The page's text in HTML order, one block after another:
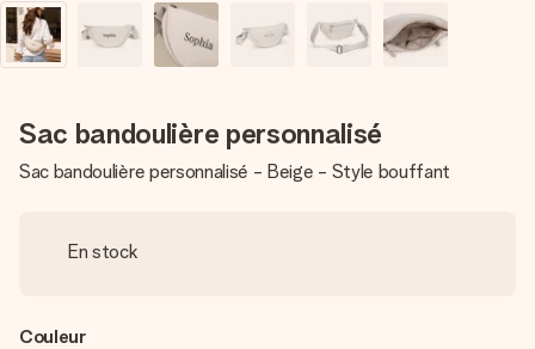
Sac bandoulière personnalisé
Sac bandoulière personnalisé - Beige - Style bouffant
En stock
Couleur